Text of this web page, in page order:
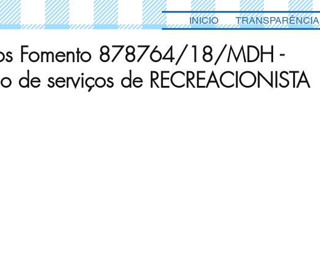
Fomento 878764/18/MDH -
de serviços de RECREACIONISTA
INICIO TRANSPARÊNCIA